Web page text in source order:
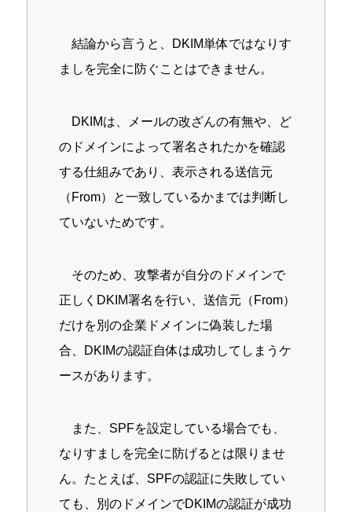
結論から言うと、DKIM単体ではなりす
ましを完全に防ぐことはできません。
DKIMは、メールの改ざんの有無や、ど
のドメインによって署名されたかを確認
する仕組みであり、表示される送信元
（From）と一致しているかまでは判断し
ていないためです。
そのため、攻撃者が自分のドメインで
正しくDKIM署名を行い、送信元（From）
だけを別の企業ドメインに偽装した場
合、DKIMの認証自体は成功してしまうケ
ースがあります。
また、SPFを設定している場合でも、
なりすましを完全に防げるとは限りませ
ん。たとえば、SPFの認証に失敗してい
ても、別のドメインでDKIMの認証が成功